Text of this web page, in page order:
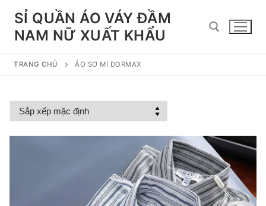
Chuyển
đếnSỈ QUẦN ÁO VÁY ĐẦM
NAM NỮ XUẤT KHẨU
TRANG CHỦ ÁO SƠ MI DORMAX